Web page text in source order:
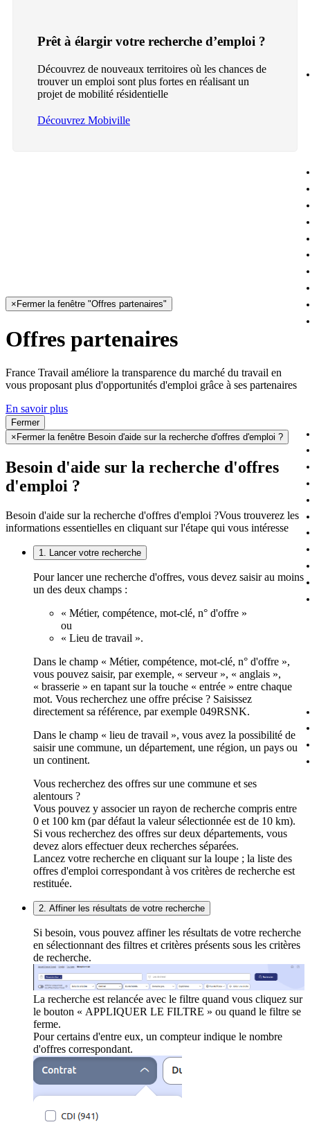
Prêt à élargir votre recherche d’emploi ?
Découvrez de nouveaux territoires où les chances de
trouver un emploi sont plus fortes en réalisant un
projet de mobilité résidentielle
Découvrez Mobiville
× Fermer la fenêtre "Offres partenaires"
Offres partenaires
France Travail améliore la transparence du marché du travail en
vous proposant plus d'opportunités d'emploi grâce à ses partenaires
En savoir plus
Fermer
× Fermer la fenêtre Besoin d'aide sur la recherche d'offres d'emploi ?
Besoin d'aide sur la recherche d'offres
d'emploi ?
Besoin d'aide sur la recherche d'offres d'emploi ?Vous trouverez les
informations essentielles en cliquant sur l'étape qui vous intéresse
1. Lancer votre recherche
Pour lancer une recherche d'offres, vous devez saisir au moins
un des deux champs :
« Métier, compétence, mot-clé, n° d'offre »
ou
« Lieu de travail ».
Dans le champ « Métier, compétence, mot-clé, n° d'offre »,
vous pouvez saisir, par exemple, « serveur », « anglais »,
« brasserie » en tapant sur la touche « entrée » entre chaque
mot. Vous recherchez une offre précise ? Saisissez
directement sa référence, par exemple 049RSNK.
Dans le champ « lieu de travail », vous avez la possibilité de
saisir une commune, un département, une région, un pays ou
un continent.
Vous recherchez des offres sur une commune et ses
alentours ?
Vous pouvez y associer un rayon de recherche compris entre
0 et 100 km (par défaut la valeur sélectionnée est de 10 km).
Si vous recherchez des offres sur deux départements, vous
devez alors effectuer deux recherches séparées.
Lancez votre recherche en cliquant sur la loupe ; la liste des
offres d'emploi correspondant à vos critères de recherche est
restituée.
2. Affiner les résultats de votre recherche
Si besoin, vous pouvez affiner les résultats de votre recherche
en sélectionnant des filtres et critères présents sous les critères
de recherche.
La recherche est relancée avec le filtre quand vous cliquez sur
le bouton « APPLIQUER LE FILTRE » ou quand le filtre se
ferme.
Pour certains d'entre eux, un compteur indique le nombre
d'offres correspondant.